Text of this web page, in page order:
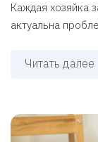
Каждая хозяйка
актуальна
Читать далее